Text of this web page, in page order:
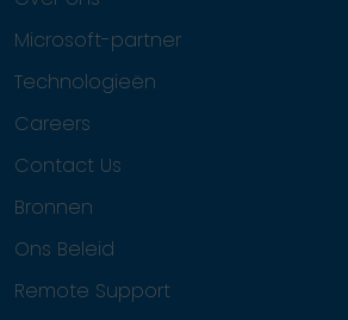
Microsoft-partner
Technologieën
Careers
Contact Us
Bronnen
Ons Beleid
Remote Support